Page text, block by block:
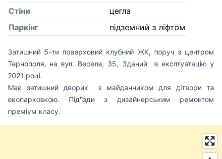
Стіни
цегла
Паркінг
підземний з ліфтом
Затишний 5-ти поверховий клубний ЖК, поруч з центром
Тернополя, на вул. Весела, 35, Зданий в експтуатацію у
2021 році.
Має затишний дворик з майданчиком для дітвори та
екопарковкою. Під'їзди з дизайнерським ремонтом
преміум класу.